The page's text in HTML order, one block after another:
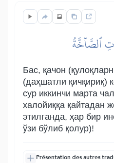
ٱلصَّآخَّةُ
Бас, қачон
(даҳшатли қичқириқ)
сур иккинчи марта
халойиққа қайтадан
этилганда, ҳар бир
ўзи бўлиб қолур)!
Présentation des autres